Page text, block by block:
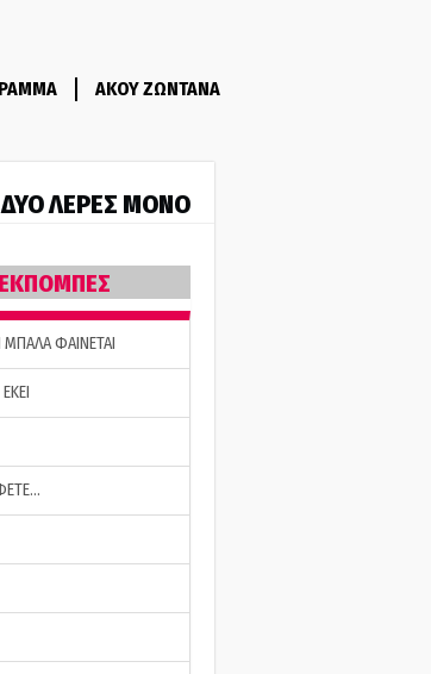
ΑΚΟΥ ΖΩΝΤΑΝΑ
ΔΥΟ ΛΕΡΕΣ ΜΟΝΟ
ΦΑΙΝΕΤΑΙ